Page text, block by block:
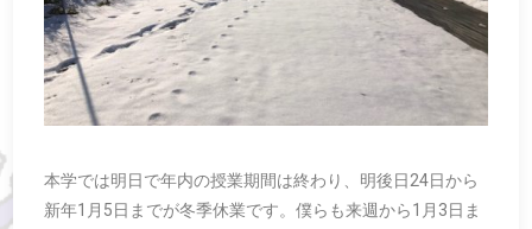
本学では明日で年内の授業期間は終わり、明後日24日から
新年1月5日までが冬季休業です。僕らも来週から1月3日ま